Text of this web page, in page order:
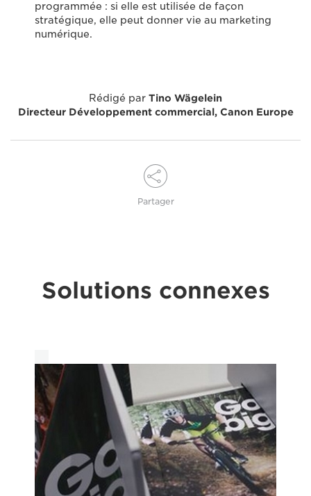
programmée : si elle est utilisée de façon
stratégique, elle peut donner vie au marketing
numérique.
Rédigé par Tino Wägelein
Directeur Développement commercial, Canon Europe
Partager
Solutions connexes